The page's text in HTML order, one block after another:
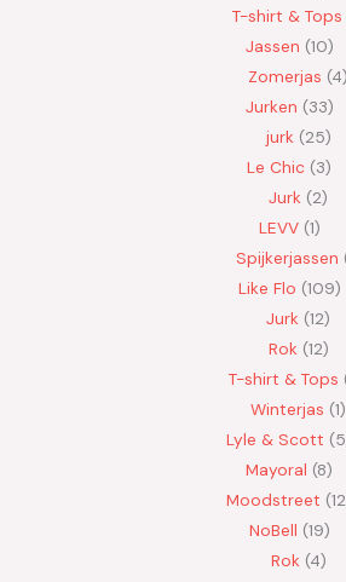
T-shirt & Tops
Jassen 10
Zomerjas 4
Jurken 33
jurk 25
Le Chic 3
Jurk 2
LEVV 1
Spijkerjassen
Like Flo 109
Jurk 12
Rok 12
T-shirt & Tops
Winterjas 1
Lyle & Scott 5
Mayoral 8
Moodstreet 12
NoBell 19
Rok 4